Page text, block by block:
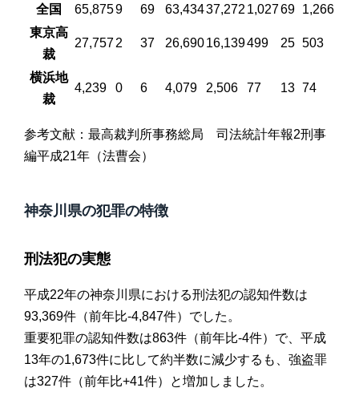
全国 65,8759 69 63,43437,272 1,02769
1,266
東京高
裁
27,757 2 37 26,690 16,139499 25 503
横浜地
裁
4,239 0 6 4,079 2,506 77 13 74
参考文献：最高裁判所事務総局 司法統計年報2刑事
編平成21年（法曹会）
神奈川県の犯罪の特徴
刑法犯の実態
平成22年の神奈川県における刑法犯の認知件数は
93,369件（前年比-4,847件）でした。
重要犯罪の認知件数は863件（前年比-4件）で、平成
13年の1,673件に比して約半数に減少するも、強盗罪
は327件（前年比+41件）と増加しました。